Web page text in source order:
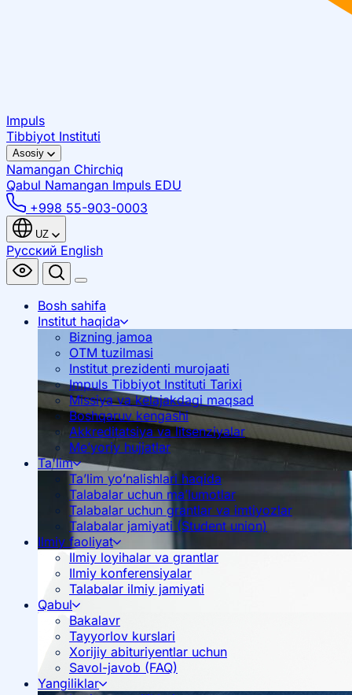
Impuls
Tibbiyot Instituti
Asosiy
Namangan Chirchiq
Qabul Namangan Impuls EDU
+998 55-903-0003
UZ
Русский English
Bosh sahifa
Institut haqida
Bizning jamoa
OTM tuzilmasi
Institut prezidenti murojaati
Impuls Tibbiyot Instituti Tarixi
Missiya va kelajakdagi maqsad
Boshqaruv kengashi
Akkreditatsiya va litsenziyalar
Me’yoriy hujjatlar
Ta'lim
Ta’lim yoʻnalishlari haqida
Talabalar uchun ma’lumotlar
Talabalar uchun grantlar va imtiyozlar
Talabalar jamiyati (Student union)
Ilmiy faoliyat
Ilmiy loyihalar va grantlar
Ilmiy konferensiyalar
Talabalar ilmiy jamiyati
Qabul
Bakalavr
Tayyorlov kurslari
Xorijiy abituriyentlar uchun
Savol-javob (FAQ)
Yangiliklar